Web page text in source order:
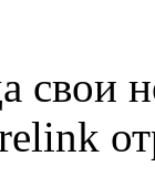
свои